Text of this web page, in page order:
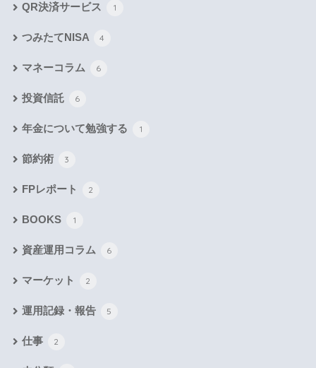
QR決済サービス 1
つみたてNISA 4
マネーコラム 6
投資信託 6
年金について勉強する 1
節約術 3
FPレポート 2
BOOKS 1
資産運用コラム 6
マーケット 2
運用記録・報告 5
仕事 2